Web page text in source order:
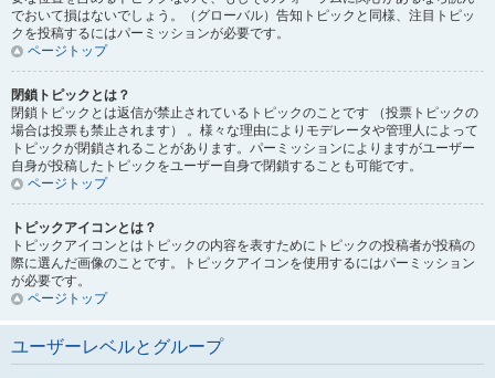
でおいて損はないでしょう。（グローバル）告知トピックと同様、注目トピッ
クを投稿するにはパーミッションが必要です。
ページトップ
閉鎖トピックとは？
閉鎖トピックとは返信が禁止されているトピックのことです （投票トピックの
場合は投票も禁止されます） 。様々な理由によりモデレータや管理人によって
トピックが閉鎖されることがあります。パーミッションによりますがユーザー
自身が投稿したトピックをユーザー自身で閉鎖することも可能です。
ページトップ
トピックアイコンとは？
トピックアイコンとはトピックの内容を表すためにトピックの投稿者が投稿の
際に選んだ画像のことです。トピックアイコンを使用するにはパーミッション
が必要です。
ページトップ
ユーザーレベルとグループ